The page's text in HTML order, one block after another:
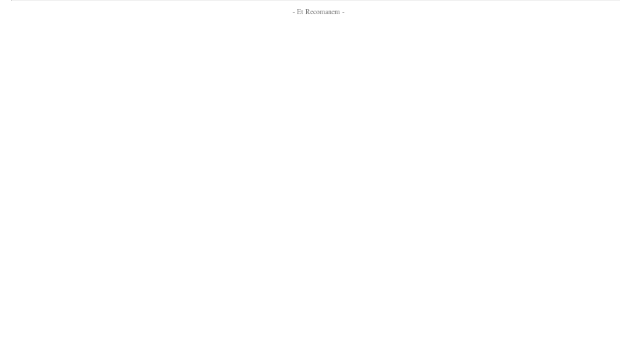
- Et Recomanem -